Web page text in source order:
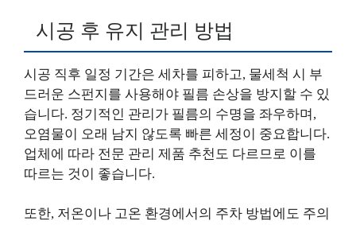
시공 후 유지 관리 방법
시공 직후 일정 기간은 세차를 피하고, 물세척 시 부
드러운 스펀지를 사용해야 필름 손상을 방지할 수 있
습니다. 정기적인 관리가 필름의 수명을 좌우하며,
오염물이 오래 남지 않도록 빠른 세정이 중요합니다.
업체에 따라 전문 관리 제품 추천도 다르므로 이를
따르는 것이 좋습니다.
또한, 저온이나 고온 환경에서의 주차 방법에도 주의